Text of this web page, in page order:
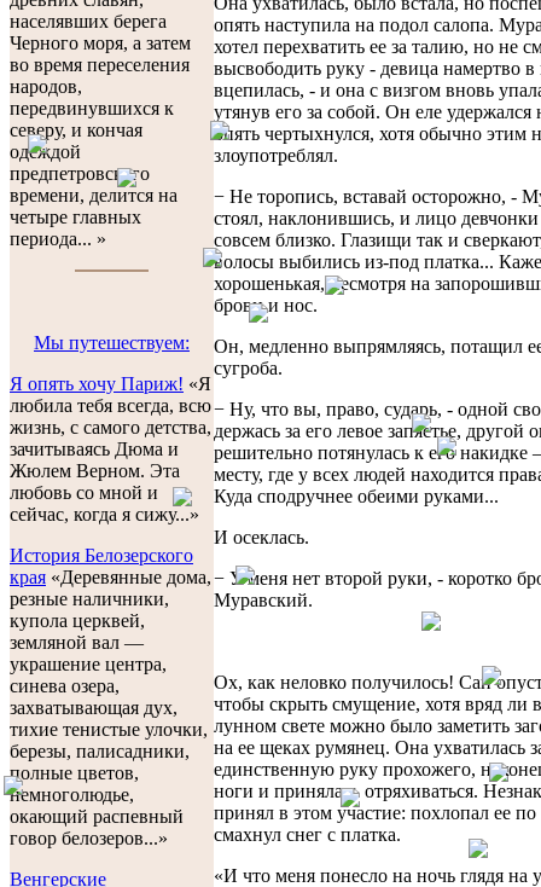
населявших берега
Черного моря, а затем
во время переселения
народов,
передвинувшихся к
северу, и кончая
одеждой
предпетровского
времени, делится на
четыре главных
периода... »
Мы путешествуем:
Я опять хочу Париж! «Я
любила тебя всегда, всю
жизнь, с самого детства,
зачитываясь Дюма и
Жюлем Верном. Эта
любовь со мной и
сейчас, когда я сижу...»
История Белозерского
края «Деревянные дома,
резные наличники,
купола церквей,
земляной вал —
украшение центра,
синева озера,
захватывающая дух,
тихие тенистые улочки,
березы, палисадники,
полные цветов,
немноголюдье,
окающий распевный
говор белозеров...»
Венгерские
опять наступила на подол салопа.
хотел перехватить ее за талию, но не
высвободить руку - девица намертво в
вцепилась, - и она с визгом вновь
утянув его за собой. Он еле удержался
опять чертыхнулся, хотя обычно этим
злоупотреблял.
− Не торопись, вставай осторожно, -
стоял, наклонившись, и лицо девчонки
совсем близко. Глазищи так и
волосы выбились из-под платка...
хорошенькая, несмотря на
брови и нос.
Он, медленно выпрямляясь, потащил
сугроба.
− Ну, что вы, право, сударь, - одной
держась за его левое запястье, другой
решительно потянулась к его накидке
месту, где у всех людей находится
Куда сподручнее обеими руками...
И осеклась.
− У меня нет второй руки, - коротко
Муравский.
Ох, как неловко получилось! Сан
чтобы скрыть смущение, хотя вряд ли
лунном свете можно было заметить
на ее щеках румянец. Она ухватилась
единственную руку прохожего,
ноги и принялась отряхиваться.
принял в этом участие: похлопал ее
смахнул снег с платка.
«И что меня понесло на ночь глядя на